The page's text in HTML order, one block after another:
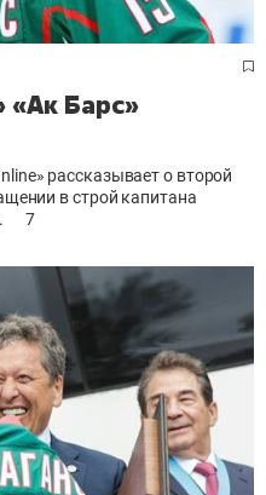
«Ак Барс»
рассказывает о второй
в строй капитана
7